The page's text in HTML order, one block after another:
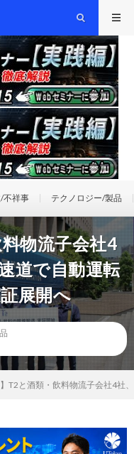
不祥事 テクノロジー/製品
物流子会社4
道で自動運転
展開へ
】T2と酒類・飲料物流子会社4社